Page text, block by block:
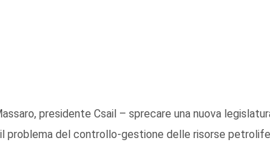
presidente Csail – sprecare una nuova
del controllo-gestione delle risorse